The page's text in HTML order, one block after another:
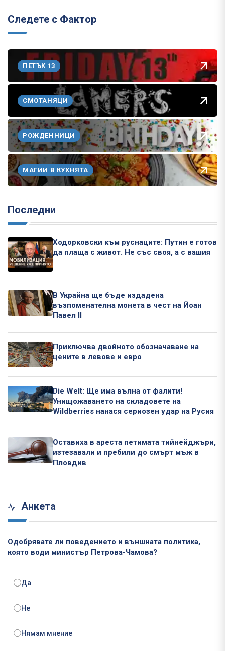
Следете с Фактор
ПЕТЪК 13
СМОТАНЯЦИ
РОЖДЕННИЦИ
МАГИИ В КУХНЯТА
Последни
Ходорковски към руснаците: Путин е готов
да плаща с живот. Не със своя, а с вашия
В Украйна ще бъде издадена
възпоменателна монета в чест на Йоан
Павел II
Приключва двойното обозначаване на
цените в левове и евро
Die Welt: Ще има вълна от фалити!
Унищожаването на складовете на
Wildberries нанася сериозен удар на Русия
Оставиха в ареста петимата тийнейджъри,
изтезавали и пребили до смърт мъж в
Пловдив
Анкета
Одобрявате ли поведението и външната политика,
която води министър Петрова-Чамова?
Да
Не
Нямам мнение